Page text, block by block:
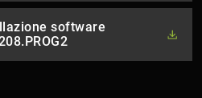
software